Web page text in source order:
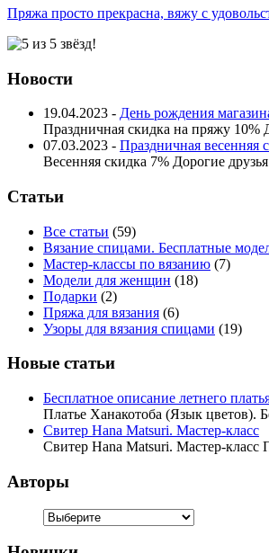
Пряжа просто прекрасна, вяжу с
Новости
19.04.2023 - День рождения
Праздничная скидка на пряжу
07.03.2023 - Праздничная весенняя
Весенняя скидка 7% Дорогие
Статьи
Все статьи (59)
Вязание спицами. Бесплатные
Мастер-классы по вязанию (7)
Модели для женщин (18)
Подарки (2)
Пряжа для вязания (6)
Узоры для вязания спицами (19)
Новые статьи
Бесплатное описание летнего
Платье Ханакотоба (Язык цветов).
Свитер Hana Matsuri. Мастер-класс
Свитер Hana Matsuri. Мастер-класс
Авторы